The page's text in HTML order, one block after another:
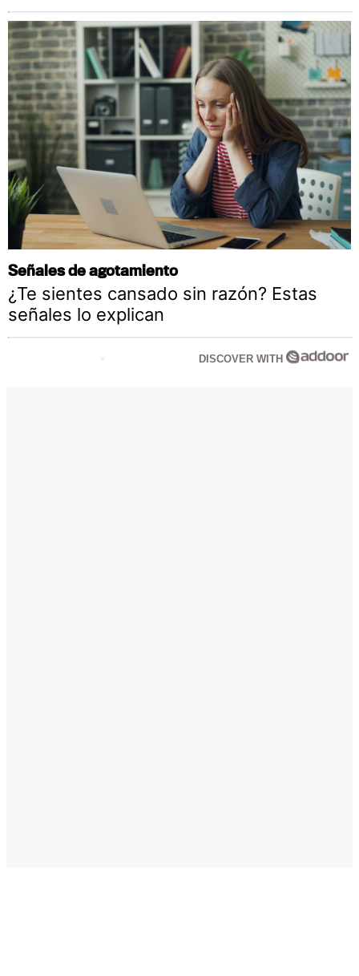
Señales de agotamiento
¿Te sientes cansado sin razón? Estas
señales lo explican
DISCOVER WITH